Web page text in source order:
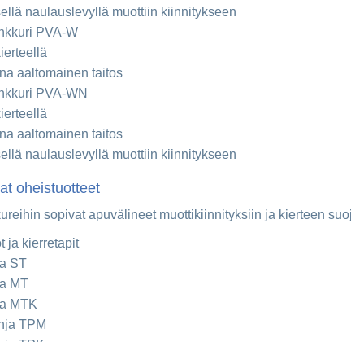
naulauslevyllä muottiin kiinnitykseen
PVA-W
aaltomainen taitos
PVA-WN
aaltomainen taitos
naulauslevyllä muottiin kiinnitykseen
oheistuotteet
sopivat apuvälineet muottikiinnityksiin ja kierteen
ja kierretapit
ST
MT
MTK
TPM